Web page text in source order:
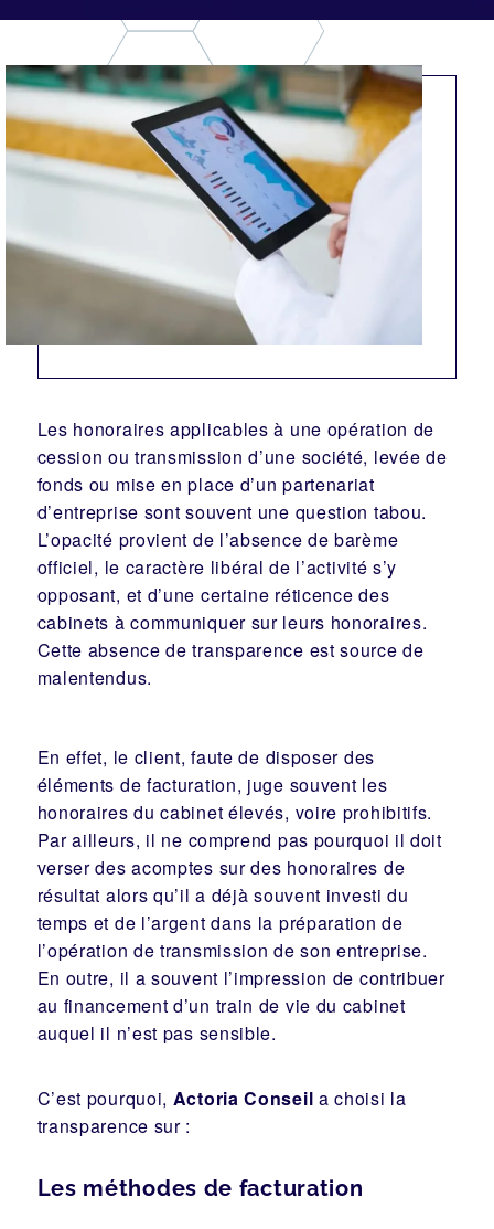
Les honoraires applicables à une opération de
cession ou transmission d’une société, levée de
fonds ou mise en place d’un partenariat
d’entreprise sont souvent une question tabou.
L’opacité provient de l’absence de barème
officiel, le caractère libéral de l’activité s’y
opposant, et d’une certaine réticence des
cabinets à communiquer sur leurs honoraires.
Cette absence de transparence est source de
malentendus.
En effet, le client, faute de disposer des
éléments de facturation, juge souvent les
honoraires du cabinet élevés, voire prohibitifs.
Par ailleurs, il ne comprend pas pourquoi il doit
verser des acomptes sur des honoraires de
résultat alors qu’il a déjà souvent investi du
temps et de l’argent dans la préparation de
l’opération de transmission de son entreprise.
En outre, il a souvent l’impression de contribuer
au financement d’un train de vie du cabinet
auquel il n’est pas sensible.
C’est pourquoi, Actoria Conseil a choisi la
transparence sur :
Les méthodes de facturation